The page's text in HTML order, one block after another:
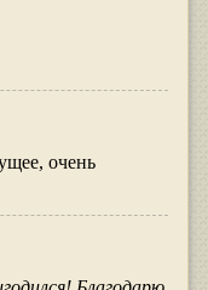
очень